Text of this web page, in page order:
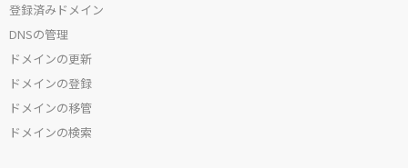
登録済みドメイン
DNSの管理
ドメインの更新
ドメインの登録
ドメインの移管
ドメインの検索